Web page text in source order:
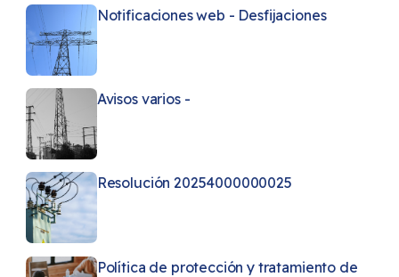
Notificaciones web - Desfijaciones
Avisos varios -
Resolución 20254000000025
Política de protección y tratamiento de